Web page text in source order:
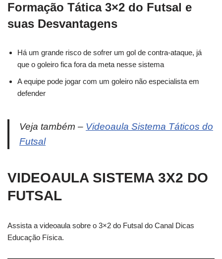
Formação Tática 3×2 do Futsal e
suas Desvantagens
Há um grande risco de sofrer um gol de contra-ataque, já
que o goleiro fica fora da meta nesse sistema
A equipe pode jogar com um goleiro não especialista em
defender
Veja também – Videoaula Sistema Táticos do
Futsal
VIDEOAULA SISTEMA 3X2 DO
FUTSAL
Assista a videoaula sobre o 3×2 do Futsal do Canal Dicas
Educação Física.